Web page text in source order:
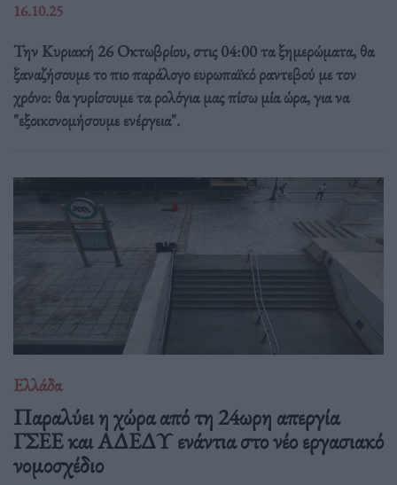
16.10.25
Την Κυριακή 26 Οκτωβρίου, στις 04:00 τα ξημερώματα, θα
ξαναζήσουμε το πιο παράλογο ευρωπαϊκό ραντεβού με τον
χρόνο: θα γυρίσουμε τα ρολόγια μας πίσω μία ώρα, για να
"εξοικονομήσουμε ενέργεια".
Ελλάδα
Παραλύει η χώρα από τη 24ωρη απεργία
ΓΣΕΕ και ΑΔΕΔΥ ενάντια στο νέο εργασιακό
νομοσχέδιο